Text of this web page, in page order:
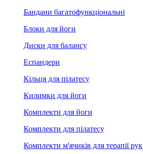
Бандани багатофункціональні
Блоки для йоги
Диски для балансу
Еспандери
Кільця для пілатесу
Килимки для йоги
Комплекти для йоги
Комплекти для пілатесу
Комплекти м'ячиків для терапії рук